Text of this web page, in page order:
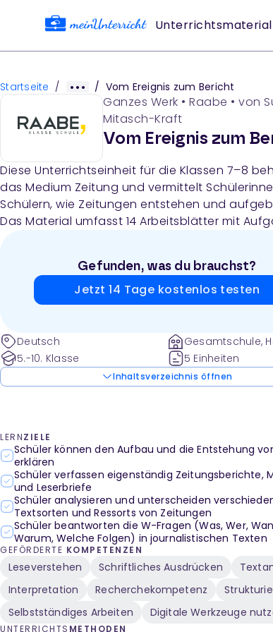
Unterrichtsmaterial
Startseite / / Vom Ereignis zum Bericht
Ganzes Werk • Raabe • von
Mitasch-Kraft
Vom Ereignis zum
Diese Unterrichtseinheit für die Klassen 7–8
das Medium Zeitung und vermittelt
Schülern, wie Zeitungen entstehen und
Das Material umfasst 14 Arbeitsblätter mit
Schreibaufgaben, ergänzt durch Lösungen
methodisch-didaktische Hinweise für Lehrkräfte.
Gefunden, was du brauchst?
Jetzt 14 Tage kostenlos testen
Deutsch
5.-10. Klasse
Gesamtschule,
und weitere
5 Einheiten
Inhaltsverzeichnis öffnen
LERNZIELE
Schüler können den Aufbau und die Entstehung
erklären
Schüler verfassen eigenständig Zeitungsberichte,
und Leserbriefe
Schüler analysieren und unterscheiden
Textsorten und Ressorts von Zeitungen
Schüler beantworten die W-Fragen (Was, Wer,
Warum, Welche Folgen) in journalistischen Texten
GEFÖRDERTE KOMPETENZEN
Leseverstehen Schriftliches Ausdrücken
Interpretation
Recherchekompetenz
Selbstständiges Arbeiten
Digitale Werkzeuge
UNTERRICHTS METHODEN